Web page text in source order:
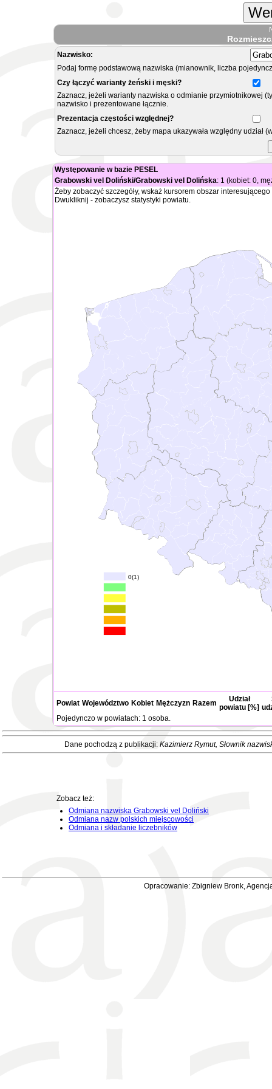
Nazwisko:
Podaj formę podstawową nazwiska (mianownik, liczba
Czy łączyć warianty żeński i męski?
Zaznacz, jeżeli warianty nazwiska o odmianie przymiotnikowej
nazwisko i prezentowane łącznie.
Prezentacja częstości względnej?
Zaznacz, jeżeli chcesz, żeby mapa ukazywała względny
Występowanie w bazie PESEL
Grabowski vel Doliński/Grabowski vel Dolińska: 1 (kobiet: 0,
Żeby zobaczyć szczegóły, wskaż kursorem obszar
Dwukliknij - zobaczysz statystyki powiatu.
0(1)
Powiat Województwo Kobiet Mężczyzn Razem
Udział
powiatu [%]
Pojedynczo w powiatach: 1 osoba.
Dane pochodzą z publikacji: Kazimierz Rymut, Słownik
Zobacz też:
Odmiana nazwiska Grabowski vel Doliński
Odmiana nazw polskich miejscowości
Odmiana i składanie liczebników
Opracowanie: Zbigniew Bronk,